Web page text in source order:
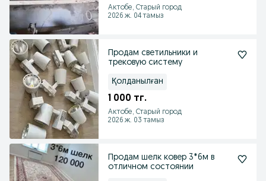
Актобе, Старый город
2026 ж. 04 тамыз
Продам светильники и
трековую систему
Қолданылған
1 000 тг.
Актобе, Старый город
2026 ж. 03 тамыз
Продам шелк ковер 3*6м в
отличном состоянии